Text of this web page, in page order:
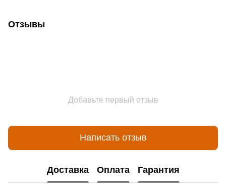
Отзывы
Добавьте первый отзыв
Написать отзыв
Доставка Оплата Гарантия